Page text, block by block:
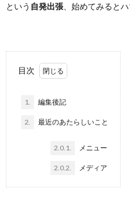
という 自発出張 、始めてみると
目次
1. 編集後記
2. 最近のあたらしいこと
2.0.1. メニュー
2.0.2. メディア